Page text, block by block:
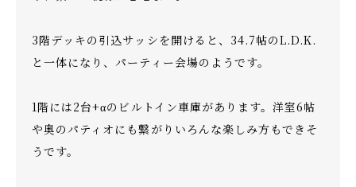
3階デッキの引込サッシを開けると、34.7帖のL.D.K.
と一体になり、パーティー会場のようです。
1階には2台+αのビルトイン車庫があります。洋室6帖
や奥のパティオにも繋がりいろんな楽しみ方もできそ
うです。